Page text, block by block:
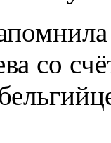
со